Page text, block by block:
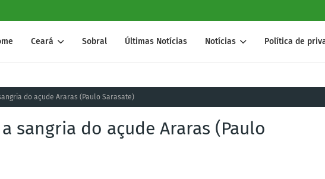
Ceará Sobral Últimas Notícias Notícias Política de
do açude Araras (Paulo Sarasate)
sangria do açude Araras (Paulo